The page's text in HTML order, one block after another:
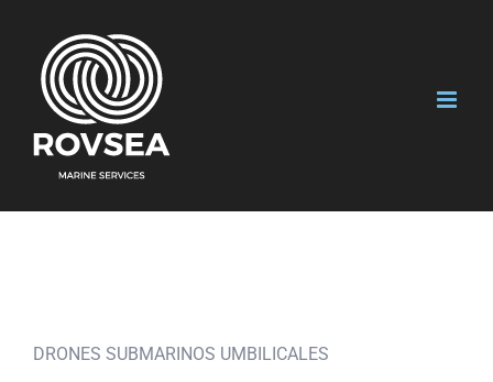
contenido
DRONES SUBMARINOS UMBILICALES